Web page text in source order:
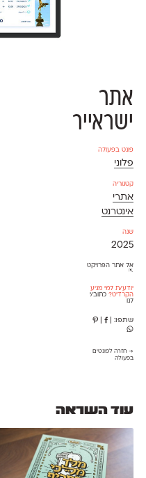
אתר
ישראייר
פונט בפעולה
פלוני
קטגוריה
אתרי
אינטרנט
שנה
2025
אל אתר הפרויקט
⇱
יודע/ת למי מגיע
הקרדיט? כתוב/י
לנו
שתפו: |
→ חזרה לפונטים
בפעולה
עוד השראה